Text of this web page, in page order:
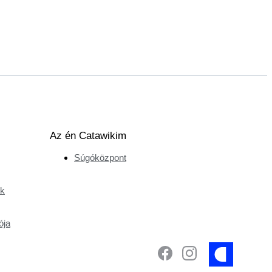
Az én Catawikim
Súgóközpont